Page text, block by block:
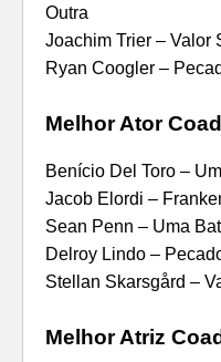
Outra
Joachim Trier – Valor
Ryan Coogler –
Melhor Ator
Benício Del Toro –
Jacob Elordi –
Sean Penn – Uma
Delroy Lindo –
Stellan Skarsgård –
Melhor Atriz